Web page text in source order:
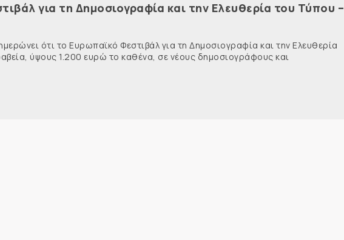
για τη Δημοσιογραφία και την Ελευθερία του Τύπου –
ότι το Ευρωπαϊκό Φεστιβάλ για τη Δημοσιογραφία και την Ελευθερία
ύψους 1.200 ευρώ το καθένα, σε νέους δημοσιογράφους και